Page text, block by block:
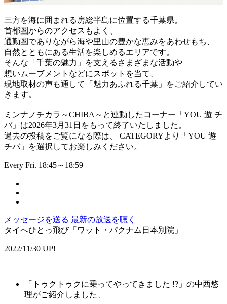
三方を海に囲まれる房総半島に位置する千葉県。
首都圏からのアクセスもよく、
通勤圏でありながら海や里山の豊かな恵みをあわせもち、
自然とともにある生活を楽しめるエリアです。
そんな「千葉の魅力」を支えるさまざまな活動や
想いムーブメントなどにスポットを当て、
現地取材の声も通して「魅力あふれる千葉」をご紹介してい
きます。
ミンナノチカラ～CHIBA～と連動したコーナー「YOU 遊 チ
バ」は2026年3月31日をもって終了いたしました。
過去の投稿をご覧になる際は、 CATEGORYより「YOU 遊
チバ」を選択してお楽しみください。
Every Fri. 18:45～18:59
メッセージを送る 最新の放送を聴く
タイへひとっ飛び「ワット・パクナム日本別院」
2022/11/30 UP!
「トゥクトゥクに乗ってやってきました !?」の中西悠
理がご紹介しました、